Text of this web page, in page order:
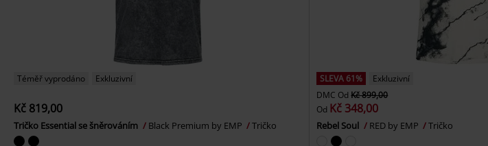
Téměř vyprodáno Exkluzivní
Kč 819,00
Tričko Essential se šněrováním Black Premium by EMP Tričko
SLEVA 61%
Exkluzivní
DMC OdKč 899,00
Od Kč 348,00
Rebel Soul RED by EMP Tričko